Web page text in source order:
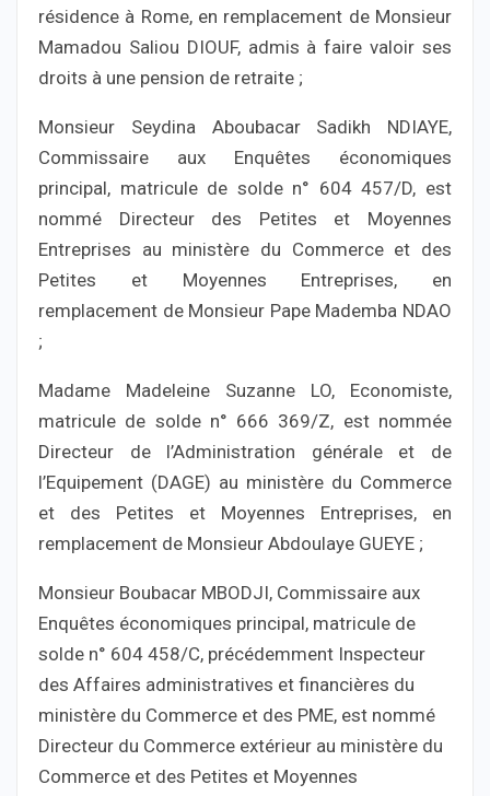
résidence à Rome, en remplacement de Monsieur
Mamadou Saliou DIOUF, admis à faire valoir ses
droits à une pension de retraite ;
Monsieur Seydina Aboubacar Sadikh NDIAYE,
Commissaire aux Enquêtes économiques
principal, matricule de solde n° 604 457/D, est
nommé Directeur des Petites et Moyennes
Entreprises au ministère du Commerce et des
Petites et Moyennes Entreprises, en
remplacement de Monsieur Pape Mademba NDAO
;
Madame Madeleine Suzanne LO, Economiste,
matricule de solde n° 666 369/Z, est nommée
Directeur de l’Administration générale et de
l’Equipement (DAGE) au ministère du Commerce
et des Petites et Moyennes Entreprises, en
remplacement de Monsieur Abdoulaye GUEYE ;
Monsieur Boubacar MBODJI, Commissaire aux
Enquêtes économiques principal, matricule de
solde n° 604 458/C, précédemment Inspecteur
des Affaires administratives et financières du
ministère du Commerce et des PME, est nommé
Directeur du Commerce extérieur au ministère du
Commerce et des Petites et Moyennes